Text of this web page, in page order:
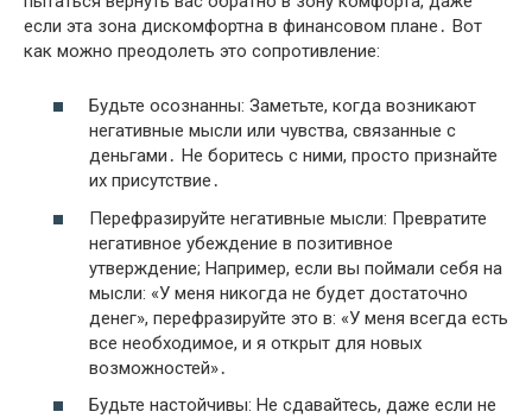
если эта зона дискомфортна в финансовом плане․ Вот
как можно преодолеть это сопротивление:
Будьте осознанны: Заметьте, когда возникают
негативные мысли или чувства, связанные с
деньгами․ Не боритесь с ними, просто признайте
их присутствие․
Перефразируйте негативные мысли: Превратите
негативное убеждение в позитивное
утверждение; Например, если вы поймали себя на
мысли: «У меня никогда не будет достаточно
денег», перефразируйте это в: «У меня всегда есть
все необходимое, и я открыт для новых
возможностей»․
Будьте настойчивы: Не сдавайтесь, даже если не